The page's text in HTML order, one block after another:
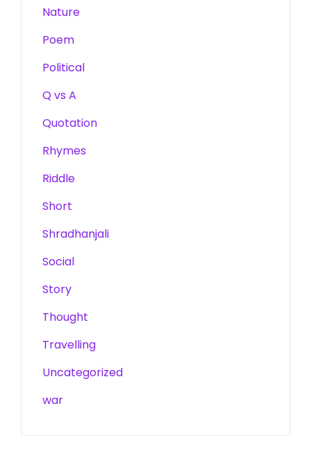
Nature
Poem
Political
Q vs A
Quotation
Rhymes
Riddle
Short
Shradhanjali
Social
Story
Thought
Travelling
Uncategorized
war